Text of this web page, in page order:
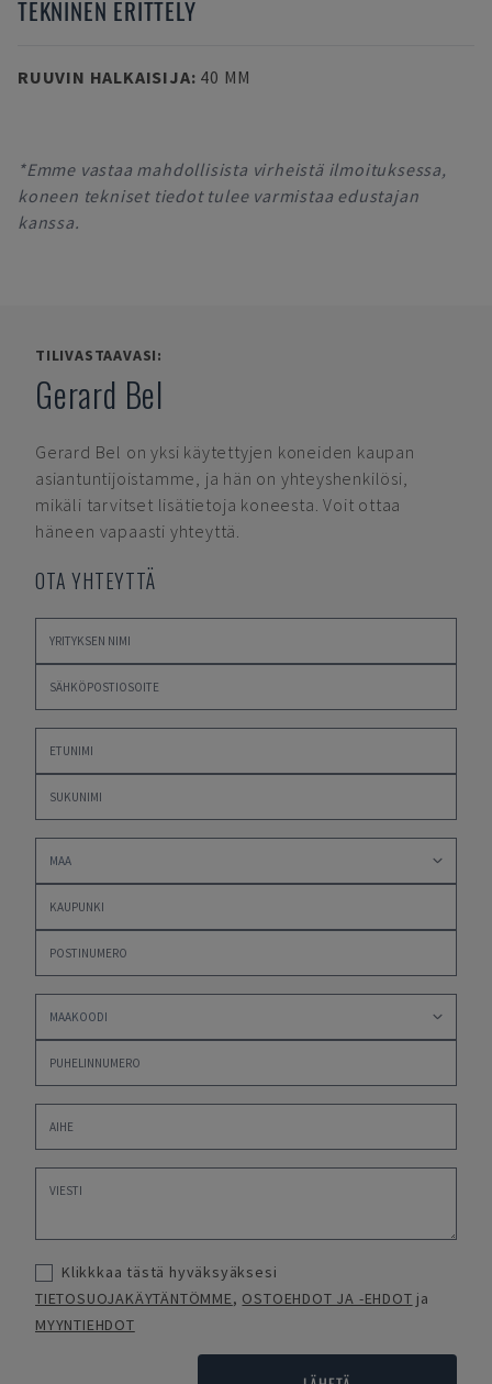
TEKNINEN ERITTELY
RUUVIN HALKAISIJA: 40 MM
*Emme vastaa mahdollisista virheistä ilmoituksessa,
koneen tekniset tiedot tulee varmistaa edustajan
kanssa.
TILIVASTAAVASI:
Gerard Bel
Gerard Bel on yksi käytettyjen koneiden kaupan
asiantuntijoistamme, ja hän on yhteyshenkilösi,
mikäli tarvitset lisätietoja koneesta. Voit ottaa
häneen vapaasti yhteyttä.
OTA YHTEYTTÄ
Klikkkaa tästä hyväksyäksesi
TIETOSUOJAKÄYTÄNTÖMME, OSTOEHDOT JA -EHDOT ja
MYYNTIEHDOT